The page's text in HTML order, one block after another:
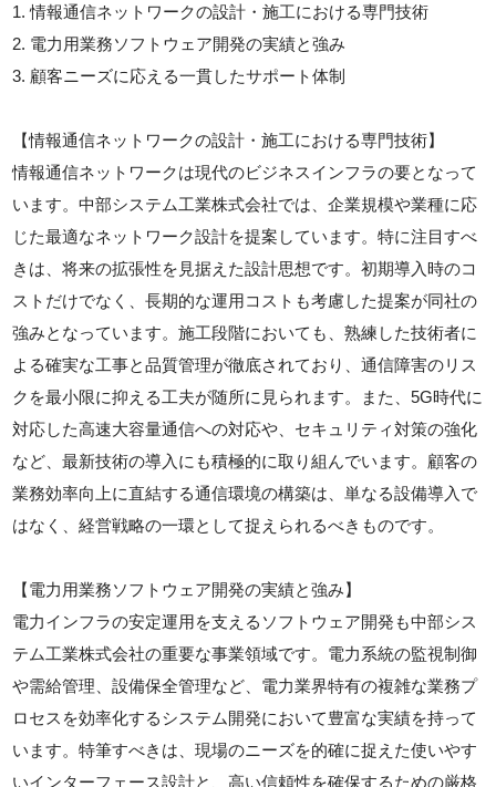
1. 情報通信ネットワークの設計・施工における専門技術
2. 電力用業務ソフトウェア開発の実績と強み
3. 顧客ニーズに応える一貫したサポート体制
【情報通信ネットワークの設計・施工における専門技術】
情報通信ネットワークは現代のビジネスインフラの要となって
います。中部システム工業株式会社では、企業規模や業種に応
じた最適なネットワーク設計を提案しています。特に注目すべ
きは、将来の拡張性を見据えた設計思想です。初期導入時のコ
ストだけでなく、長期的な運用コストも考慮した提案が同社の
強みとなっています。施工段階においても、熟練した技術者に
よる確実な工事と品質管理が徹底されており、通信障害のリス
クを最小限に抑える工夫が随所に見られます。また、5G時代に
対応した高速大容量通信への対応や、セキュリティ対策の強化
など、最新技術の導入にも積極的に取り組んでいます。顧客の
業務効率向上に直結する通信環境の構築は、単なる設備導入で
はなく、経営戦略の一環として捉えられるべきものです。
【電力用業務ソフトウェア開発の実績と強み】
電力インフラの安定運用を支えるソフトウェア開発も中部シス
テム工業株式会社の重要な事業領域です。電力系統の監視制御
や需給管理、設備保全管理など、電力業界特有の複雑な業務プ
ロセスを効率化するシステム開発において豊富な実績を持って
います。特筆すべきは、現場のニーズを的確に捉えた使いやす
いインターフェース設計と、高い信頼性を確保するための厳格